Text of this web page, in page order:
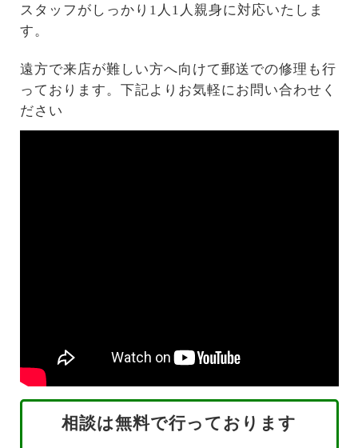
スタッフがしっかり1人1人親身に対応いたしま
す。
遠方で来店が難しい方へ向けて郵送での修理も行
っております。下記よりお気軽にお問い合わせく
ださい
相談は無料で行っております